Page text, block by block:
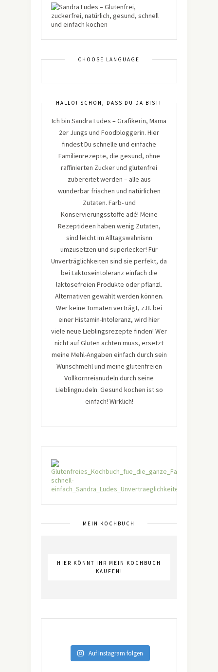
CHOOSE LANGUAGE
HALLO! SCHÖN, DASS DU DA BIST!
Ich bin Sandra Ludes – Grafikerin, Mama
2er Jungs und Foodbloggerin. Hier
findest Du schnelle und einfache
Familienrezepte, die gesund, ohne
raffinierten Zucker und glutenfrei
zubereitet werden – alle aus
wunderbar frischen und natürlichen
Zutaten. Farb- und
Konservierungsstoffe adé! Meine
Rezeptideen haben wenig Zutaten,
sind leicht im Alltagswahnisnn
umzusetzen und superlecker! Für
Unverträglichkeiten sind sie perfekt, da
bei Laktoseintoleranz einfach die
laktosefreien Produkte oder pflanzl.
Alternativen gewählt werden können.
Wer keine Tomaten verträgt, z.B. bei
einer Histamin-Intoleranz, wird hier
viele neue Lieblingsrezepte finden! Wer
nicht auf Gluten achten muss, ersetzt
meine Mehl-Angaben einfach durch sein
Wunschmehl und meine glutenfreien
Vollkornreisnudeln durch seine
Lieblingnudeln. Gesund kochen ist so
einfach! Wirklich!
MEIN KOCHBUCH
HIER KÖNNT IHR MEIN KOCHBUCH
KAUFEN!
Auf Instagram folgen